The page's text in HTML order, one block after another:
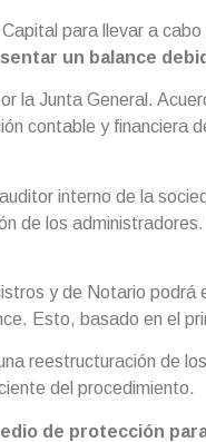
para llevar a
un balance
la Junta General.
contable y financiera
interno de la
de los
y de Notario
Esto, basado en el
reestructuración de
del procedimiento.
de protección